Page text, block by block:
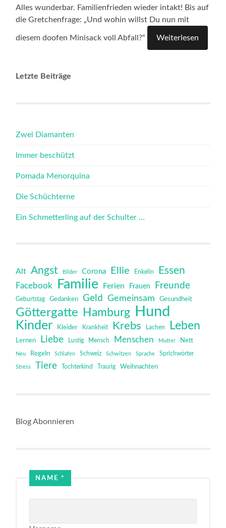
Alles wunderbar. Familienfrieden wieder intakt! Bis auf
die Gretchenfrage: „Und wohin willst Du nun mit
diesem doofen Minisack voll Abfall?“ Weiterlesen
Letzte Beiträge
Zwei Diamanten
Immer beschützt
Pomada Menorquina
Die Schüchterne
Ein Schmetterling auf der Schulter …
Alt Angst Bilder Corona Ellie Enkelin Essen
Facebook Familie Ferien Frauen Freunde
Geburtstag Gedanken Geld Gemeinsam Gesundheit
Göttergatte Hamburg Hund
Kinder Kleider Krankheit Krebs Lachen Leben
Lernen Liebe Lustig Mensch Menschen Mutter Nett
Neu Regeln Schlafen Schweiz Schwitzen Sprache Sprichwörter
Stress Tiere Tochterkind Traurig Weihnachten
Blog Abonnieren
NAME*